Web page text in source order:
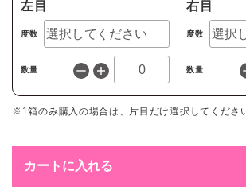
左目
度数
数量
右目
度数
数量
※1箱のみ購入の場合は、片目だけ選択してくださ
カートに入れる